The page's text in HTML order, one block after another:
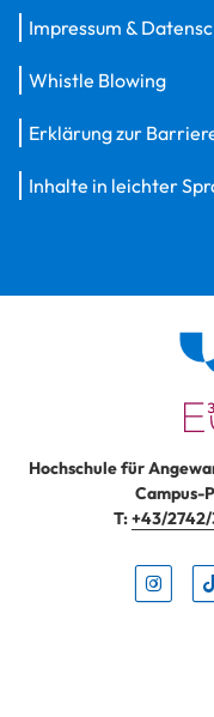
Impressum &
Whistle Blowing
Erklärung zur
Inhalte in leichter
Hochschule für
Campus-
T:+43/